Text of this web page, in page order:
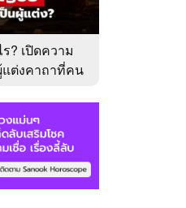
? เปิดความ
แต่งคาถาที่คน